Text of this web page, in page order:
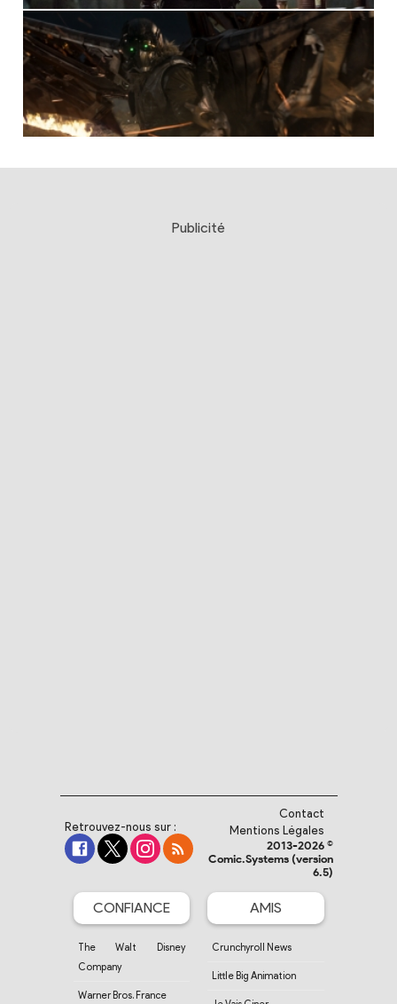
Publicité
Retrouvez-nous sur :
Contact
Mentions Légales
2013-2026 ©
Comic.Systems (version
6.5)
CONFIANCE
The Walt Disney
Company
Warner Bros. France
AMIS
Crunchyroll News
Little Big Animation